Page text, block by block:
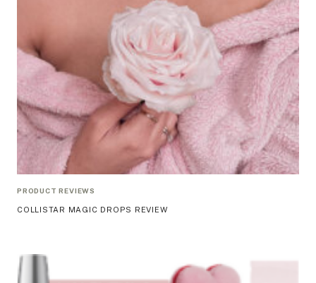
PRODUCT REVIEWS
COLLISTAR MAGIC DROPS REVIEW